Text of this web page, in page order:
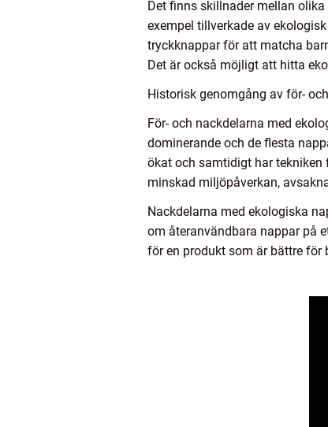
Det finns skillnader mellan
exempel tillverkade av
tryckknappar för att matcha
Det är också möjligt att hitta
Historisk genomgång av för-
För- och nackdelarna med
dominerande och de flesta
ökat och samtidigt har
minskad miljöpåverkan,
Nackdelarna med ekologiska
om återanvändbara nappar på
för en produkt som är bättre för